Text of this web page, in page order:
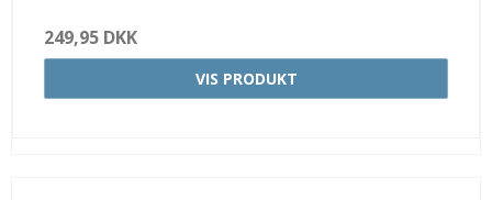
249,95 DKK
VIS PRODUKT